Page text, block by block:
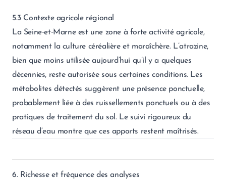
5.3 Contexte agricole régional
La Seine‑et‑Marne est une zone à forte activité agricole,
notamment la culture céréalière et maraîchère. L’atrazine,
bien que moins utilisée aujourd’hui qu’il y a quelques
décennies, reste autorisée sous certaines conditions. Les
métabolites détectés suggèrent une présence ponctuelle,
probablement liée à des ruissellements ponctuels ou à des
pratiques de traitement du sol. Le suivi rigoureux du
réseau d’eau montre que ces apports restent maîtrisés.
6. Richesse et fréquence des analyses